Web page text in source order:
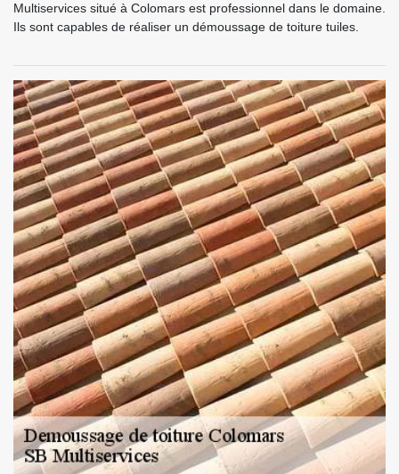
Multiservices situé à Colomars est professionnel dans le domaine.
Ils sont capables de réaliser un démoussage de toiture tuiles.